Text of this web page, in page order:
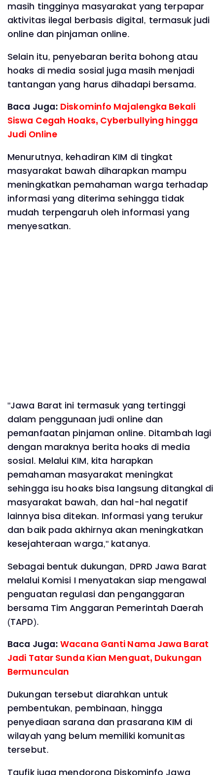
masih tingginya masyarakat yang terpapar
aktivitas ilegal berbasis digital, termasuk judi
online dan pinjaman online.
Selain itu, penyebaran berita bohong atau
hoaks di media sosial juga masih menjadi
tantangan yang harus dihadapi bersama.
Baca Juga: Diskominfo Majalengka Bekali
Siswa Cegah Hoaks, Cyberbullying hingga
Judi Online
Menurutnya, kehadiran KIM di tingkat
masyarakat bawah diharapkan mampu
meningkatkan pemahaman warga terhadap
informasi yang diterima sehingga tidak
mudah terpengaruh oleh informasi yang
menyesatkan.
"Jawa Barat ini termasuk yang tertinggi
dalam penggunaan judi online dan
pemanfaatan pinjaman online. Ditambah lagi
dengan maraknya berita hoaks di media
sosial. Melalui KIM, kita harapkan
pemahaman masyarakat meningkat
sehingga isu hoaks bisa langsung ditangkal di
masyarakat bawah, dan hal-hal negatif
lainnya bisa ditekan. Informasi yang terukur
dan baik pada akhirnya akan meningkatkan
kesejahteraan warga," katanya.
Sebagai bentuk dukungan, DPRD Jawa Barat
melalui Komisi I menyatakan siap mengawal
penguatan regulasi dan penganggaran
bersama Tim Anggaran Pemerintah Daerah
(TAPD).
Baca Juga:Wacana Ganti Nama Jawa Barat
Jadi Tatar Sunda Kian Menguat, Dukungan
Bermunculan
Dukungan tersebut diarahkan untuk
pembentukan, pembinaan, hingga
penyediaan sarana dan prasarana KIM di
wilayah yang belum memiliki komunitas
tersebut.
Taufik juga mendorong Diskominfo Jawa